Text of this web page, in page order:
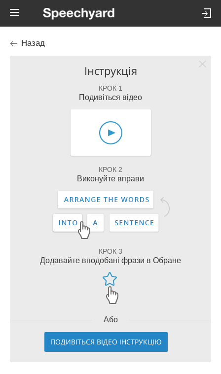
Назад
Інструкція
КРОК 1
Подивіться відео
КРОК 2
Виконуйте вправи
КРОК 3
Додавайте вподобані фрази в Обране
Або
ПОДИВІТЬСЯ ВІДЕО ІНСТРУКЦІЮ